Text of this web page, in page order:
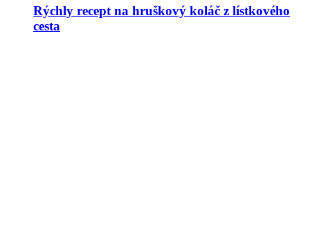
Rýchly recept na hruškový koláč z lístkového
cesta